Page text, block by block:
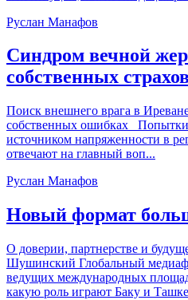
Руслан Манафов
Синдром вечной
собственных
Поиск внешнего врага в
собственных ошибках Попытки
источником напряженности в
отвечают на главный воп...
Руслан Манафов
Новый формат
О доверии, партнерстве и
Шушинский Глобальный
ведущих международных
какую роль играют Баку и